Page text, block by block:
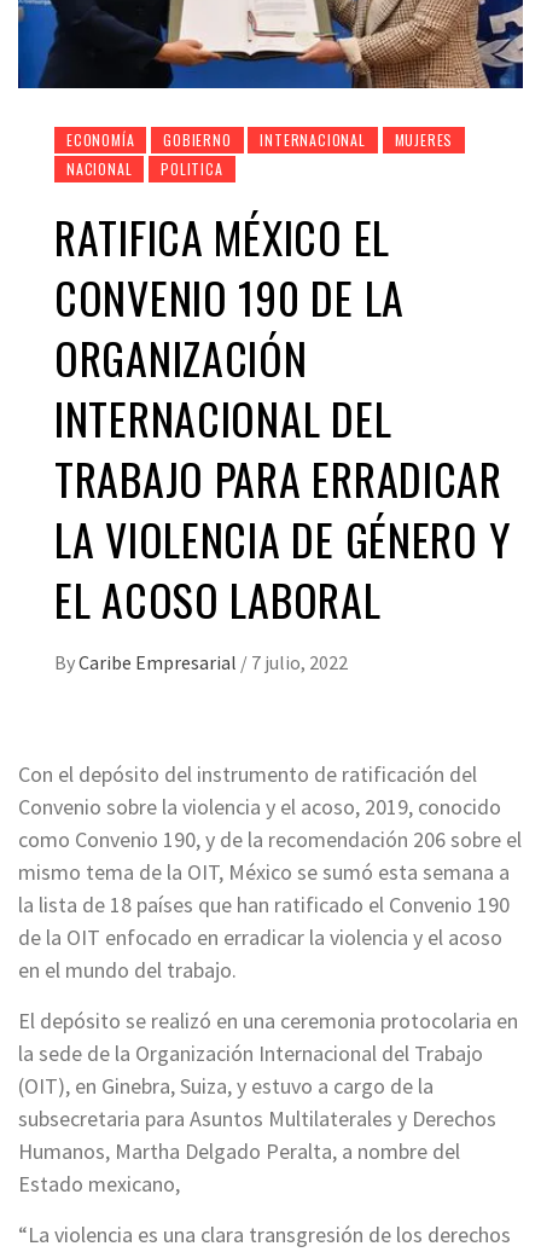
ECONOMÍA GOBIERNO INTERNACIONAL
MUJERES
NACIONAL
POLITICA
RATIFICA MÉXICO EL
CONVENIO 190 DE LA
ORGANIZACIÓN
INTERNACIONAL DEL
TRABAJO PARA ERRADICAR
LA VIOLENCIA DE GÉNERO Y
EL ACOSO LABORAL
ByCaribe Empresarial / 7 julio, 2022
Con el depósito del instrumento de ratificación del
Convenio sobre la violencia y el acoso, 2019, conocido
como Convenio 190, y de la recomendación 206 sobre el
mismo tema de la OIT, México se sumó esta semana a
la lista de 18 países que han ratificado el Convenio 190
de la OIT enfocado en erradicar la violencia y el acoso
en el mundo del trabajo.
El depósito se realizó en una ceremonia protocolaria en
la sede de la Organización Internacional del Trabajo
(OIT), en Ginebra, Suiza, y estuvo a cargo de la
subsecretaria para Asuntos Multilaterales y Derechos
Humanos, Martha Delgado Peralta, a nombre del
Estado mexicano,
“La violencia es una clara transgresión de los derechos